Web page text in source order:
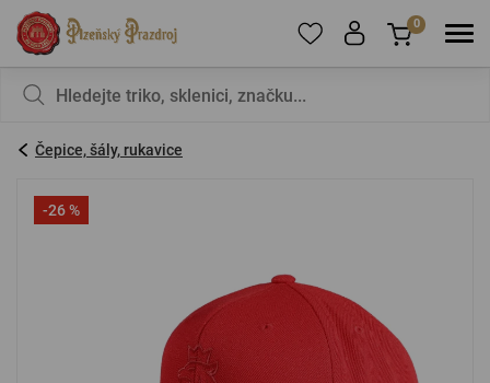
registrujte
PŘIHLÁSIT SE
0
Čepice, šály, rukavice
-26 %